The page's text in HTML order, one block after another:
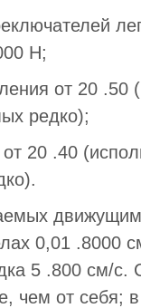
Н;
от 20 .50
редко);
20 .40
0,01 .8000
5 .800 см/с.
чем от себя;